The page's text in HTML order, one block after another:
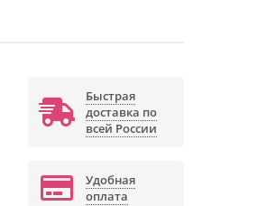
Быстрая
доставка по
всей России
Удобная
оплата